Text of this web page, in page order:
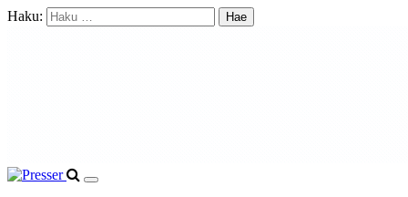
Haku: